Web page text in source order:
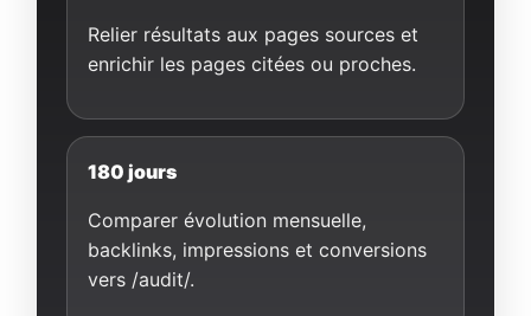
Relier résultats aux pages sources et
enrichir les pages citées ou proches.
180 jours
Comparer évolution mensuelle,
backlinks, impressions et conversions
vers /audit/.